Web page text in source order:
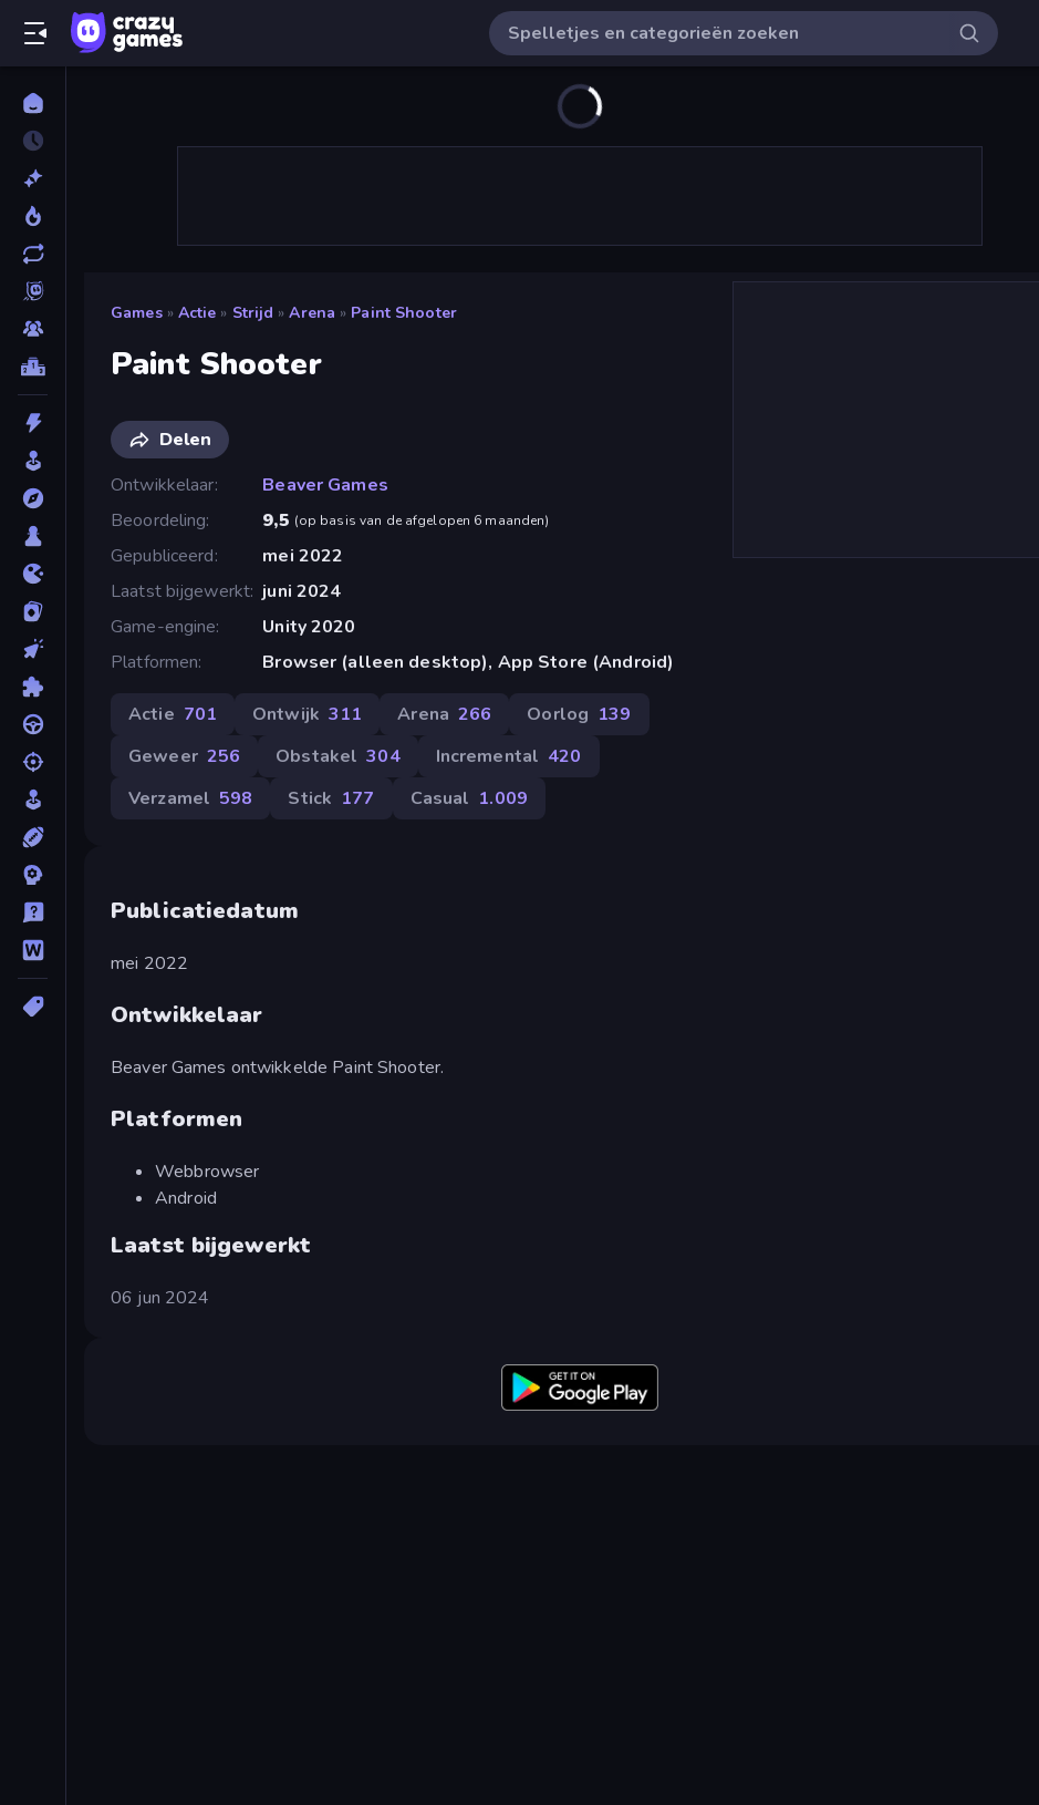
Games » Actie » Strijd » Arena » Paint Shooter
Paint Shooter
Delen
Ontwikkelaar
Beaver Games
Beoordeling
9,5 (op basis van de afgelopen 6 maanden)
Gepubliceerd
mei 2022
Laatst bijgewerkt juni 2024
Game-engine
Unity 2020
Platformen
Browser (alleen desktop), App Store (Android)
Actie 701 Ontwijk 311 Arena 266 Oorlog 139
Geweer 256 Obstakel 304 Incremental 420
Verzamel 598 Stick 177 Casual 1.009
Publicatiedatum
mei 2022
Ontwikkelaar
Beaver Games ontwikkelde Paint Shooter.
Platformen
Webbrowser
Android
Laatst bijgewerkt
06 jun 2024